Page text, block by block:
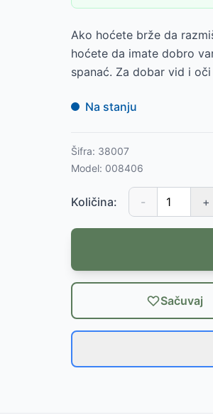
Ako hoćete brže da
hoćete da imate dobro
spanać. Za dobar vid i
Na stanju
Šifra: 38007
Model: 008406
Količina: - +
Sačuvaj